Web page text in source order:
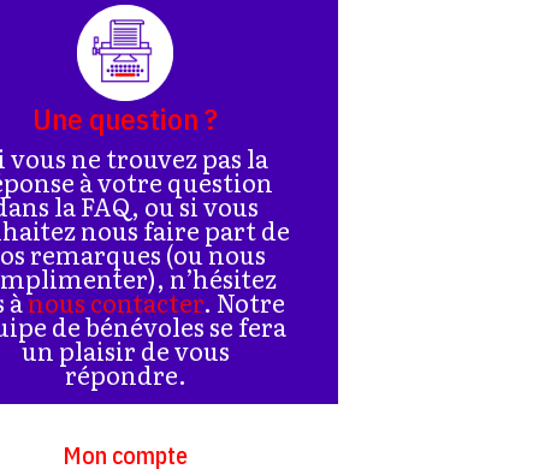
Une question ?
vous ne trouvez pas la
à votre question
la FAQ, ou si vous
nous faire part de
remarques (ou nous
n’hésitez
ànous contacter. Notre
de bénévoles se fera
un plaisir de vous
répondre.
Mon compte